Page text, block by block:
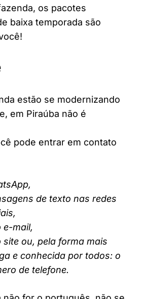
os pacotes
baixa temporada são
estão se modernizando
em Piraúba não é
pode entrar em contato
de texto nas redes
e-mail,
site ou, pela forma mais
e conhecida por todos: o
de telefone.